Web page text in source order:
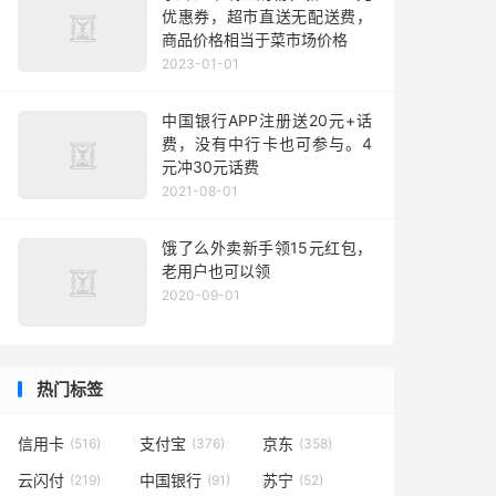
优惠券，超市直送无配送费，
商品价格相当于菜市场价格
2023-01-01
中国银行APP注册送20元+话
费，没有中行卡也可参与。4
元冲30元话费
2021-08-01
饿了么外卖新手领15元红包，
老用户也可以领
2020-09-01
热门标签
信用卡 (516) 支付宝 (376) 京东 (358)
云闪付 (219) 中国银行 (91) 苏宁 (52)